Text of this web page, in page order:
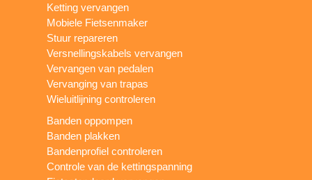
Ketting vervangen
Mobiele Fietsenmaker
Stuur repareren
Versnellingskabels vervangen
Vervangen van pedalen
Vervanging van trapas
Wieluitlijning controleren
Banden oppompen
Banden plakken
Bandenprofiel controleren
Controle van de kettingspanning